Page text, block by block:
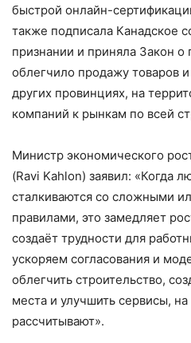
быстрой онлайн-
также подписала Канадское
признании и приняла Закон о
облегчило продажу товаров
других провинциях, на
компаний к рынкам по всей
Министр экономического
(Ravi Kahlon) заявил: «Когда
сталкиваются со сложными
правилами, это замедляет
создаёт трудности для
ускоряем согласования и
облегчить строительство,
места и улучшить сервисы,
рассчитывают».